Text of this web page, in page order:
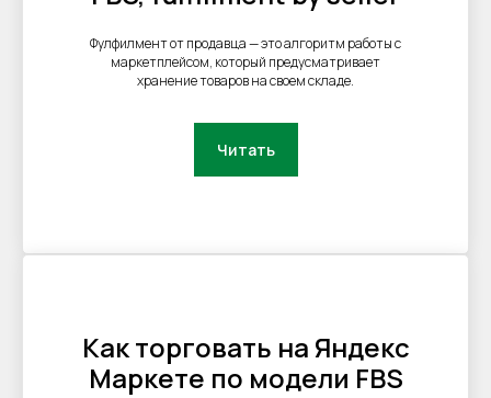
Фулфилмент от продавца — это алгоритм работы с
маркетплейсом, который предусматривает
хранение товаров на своем складе.
Читать
Как торговать на Яндекс
Маркете по модели FBS